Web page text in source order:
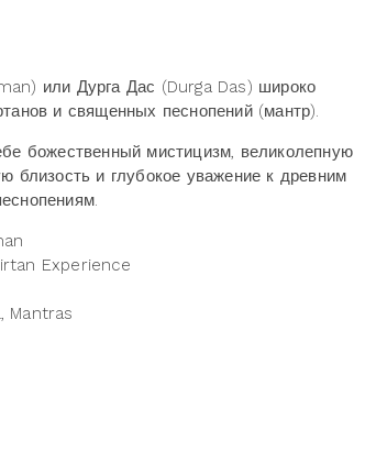
или Дурга Дас (Durga Das) широко
и священных песнопений (мантр).
божественный мистицизм, великолепную
близость и глубокое уважение к древним
Experience
Mantras